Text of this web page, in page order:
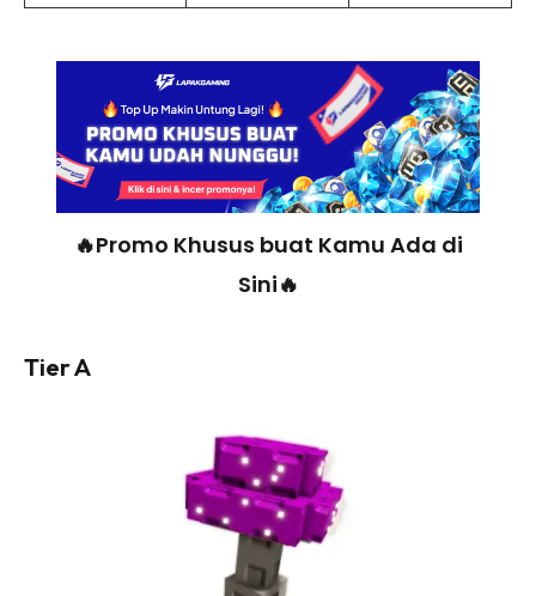
🔥Promo Khusus buat Kamu Ada di
Sini🔥
Tier A